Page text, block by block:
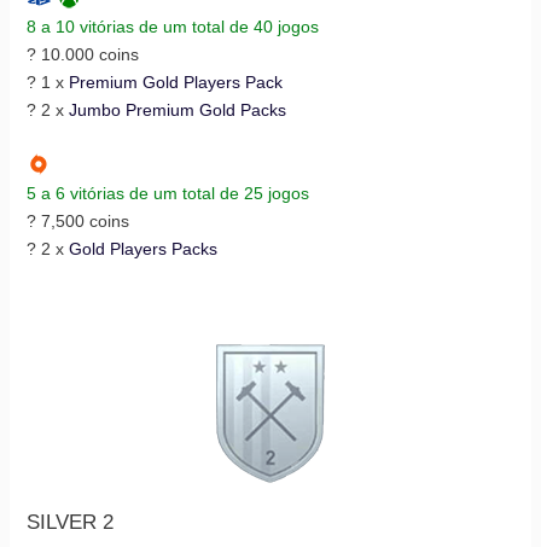
8 a 10 vitórias de um total de 40 jogos
? 10.000 coins
? 1 x Premium Gold Players Pack
? 2 x Jumbo Premium Gold Packs
5 a 6 vitórias de um total de 25 jogos
? 7,500 coins
? 2 x Gold Players Packs
SILVER 2